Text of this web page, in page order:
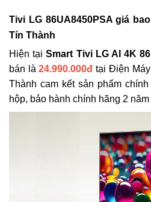
Tivi LG 86UA8450PSA giá
Tín Thành
Hiện tạiSmart Tivi LG AI 4K
bán là24.990.000đ tại Điện
Thành cam kết sản phẩm
hộp, bảo hành chính hãng 2